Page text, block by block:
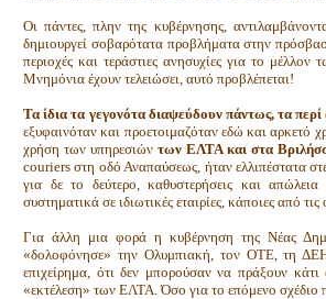
Οι πάντες, πλην της κυβέρνησης,
δημιουργεί σοβαρότατα προβλήματα στην
περιοχές και τεράστιες ανησυχίες για το
Μνημόνια έχουν τελειώσει, αυτό προβλέπεται!
Τα ίδια τα γεγονότα διαψεύδουν πάντως, τα περί
εξυφαινόταν και προετοιμαζόταν εδώ και αρκετό
χρήση των υπηρεσιώντων ΕΛΤΑ και στα
couriers στη οδό Αναπαύσεως, ήταν ελλιπέστατα
για δε το δεύτερο, καθυστερήσεις και
συστηματικά σε ιδιωτικές εταιρίες, κάποιες από
Για άλλη μια φορά η κυβέρνηση της Νέας
«δολοφόνησε» την Ολυμπιακή, τον ΟΤΕ, τη
επιχείρημα, ότι δεν μπορούσαν να πράξουν
«εκτέλεση» των ΕΛΤΑ. Όσο για το επόμενο